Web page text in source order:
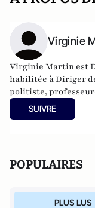
Virginie
Virginie Martin est
habilitée à Diriger
politiste,
responsable du
Parlementaire.
SUIVRE
POPULAIRES
PLUS LUS